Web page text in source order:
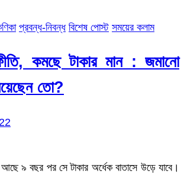
প্রবন্ধ-নিবন্ধ বিশেষ পোস্ট সময়ের কলাম
কমছে টাকার মান : জমানো
তো?
৯ বছর পর সে টাকার অর্ধেক বাতাসে উড়ে যাবে।